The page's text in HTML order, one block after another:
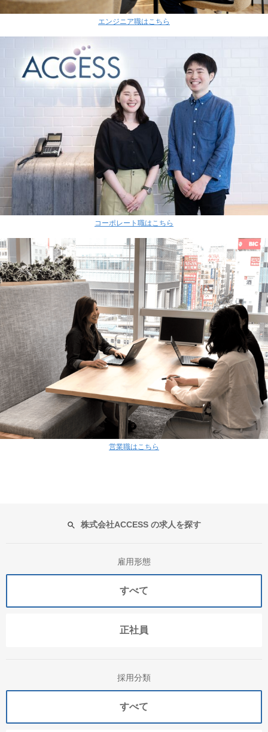
エンジニア職はこちら
コーポレート職はこちら
営業職はこちら
株式会社ACCESS の求人を探す
雇用形態
すべて
正社員
採用分類
すべて